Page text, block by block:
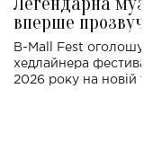
вперше
Україні: де
B-Mall Fest
хедлайнера
2026 року на новій